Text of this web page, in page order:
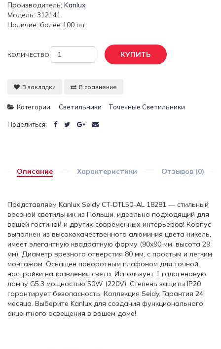
Производитель: Kanlux
Модель: 312141
Наличие: более 100 шт.
КОЛИЧЕСТВО КУПИТЬ
В закладки В сравнение
Категории: Светильники Точечные Светильники
Поделиться:
Описание Характеристики Отзывов (0)
Представляем Kanlux Seidy CT-DTL50-AL 18281 — стильный
врезной светильник из Польши, идеально подходящий для
вашей гостиной и других современных интерьеров! Корпус
выполнен из высококачественного алюминия цвета никель,
имеет элегантную квадратную форму (90x90 мм, высота 29
мм). Диаметр врезного отверстия 80 мм, с простым и легким
монтажом. Оснащен поворотным плафоном для точной
настройки направления света. Использует 1 галогеновую
лампу G5.3 мощностью 50W (220V). Степень защиты IP20
гарантирует безопасность. Коллекция Seidy. Гарантия 24
месяца. Выберите Kanlux для создания функционального
акцентного освещения в вашем доме!